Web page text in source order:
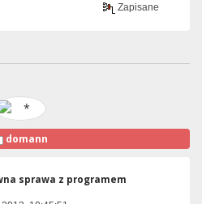
Zapisane
domann
sprawa z programem